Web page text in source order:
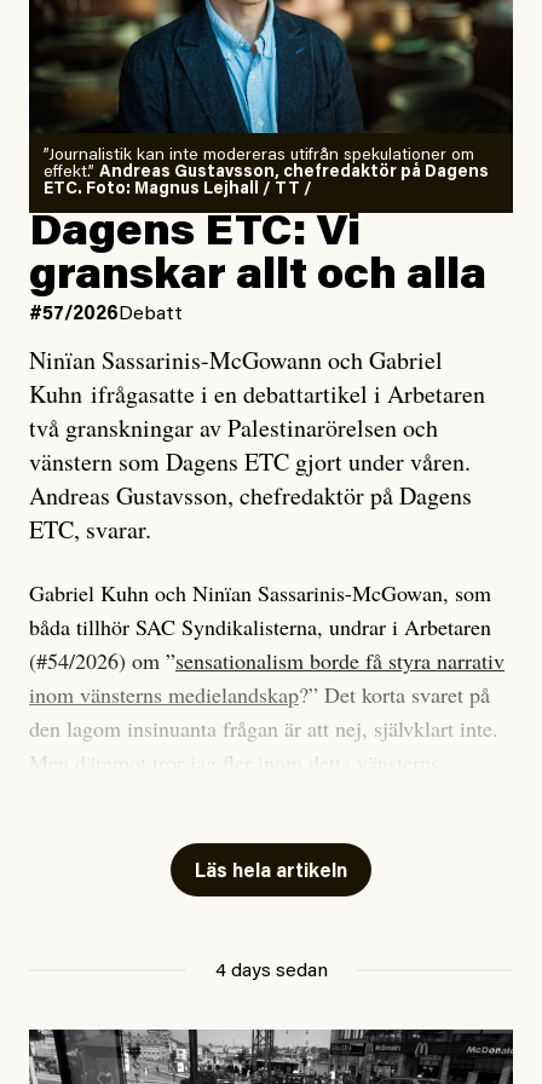
”Journalistik kan inte modereras utifrån spekulationer om
effekt.” Andreas Gustavsson, chefredaktör på Dagens
ETC. Foto: Magnus Lejhall / TT /
Dagens ETC: Vi
granskar allt och alla
#57/2026 Debatt
Ninïan Sassarinis-McGowann och Gabriel
Kuhn ifrågasatte i en debattartikel i Arbetaren
två granskningar av Palestinarörelsen och
vänstern som Dagens ETC gjort under våren.
Andreas Gustavsson, chefredaktör på Dagens
ETC, svarar.
Gabriel Kuhn och Ninïan Sassarinis-McGowan, som
båda tillhör SAC Syndikalisterna, undrar i Arbetaren
(#54/2026) om ”sensationalism borde få styra narrativ
inom vänsterns medielandskap?” Det korta svaret på
den lagom insinuanta frågan är att nej, självklart inte.
Men däremot tror jag fler inom detta vänsterns
journalistik som vänder sig till många snarare än att
jaga inbördes beundran. Det har i alla fall fungerat för
McGowan riktar sin kritik mot.
Läs hela artikeln
4 days sedan